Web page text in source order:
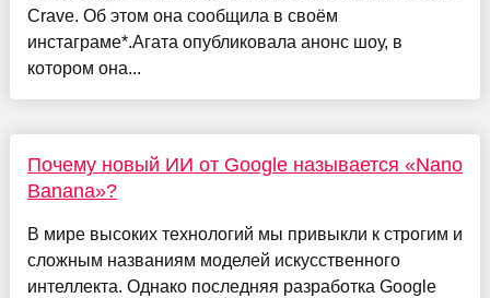
Crave. Об этом она сообщила в своём
инстаграме*.Агата опубликовала анонс шоу, в
котором она...
Почему новый ИИ от Google называется «Nano
Banana»?
В мире высоких технологий мы привыкли к строгим и
сложным названиям моделей искусственного
интеллекта. Однако последняя разработка Google